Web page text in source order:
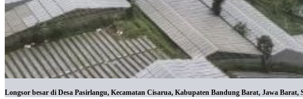
Longsor besar di Desa Pasirlangu, Kecamatan Cisarua, Kabupaten Bandung Barat, Jawa Barat,